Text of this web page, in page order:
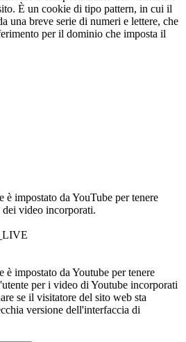
È un cookie di tipo pattern, in cui il
una breve serie di numeri e lettere, che
per il dominio che imposta il
è impostato da YouTube per tenere
video incorporati.
è impostato da Youtube per tenere
per i video di Youtube incorporati
se il visitatore del sito web sta
versione dell'interfaccia di